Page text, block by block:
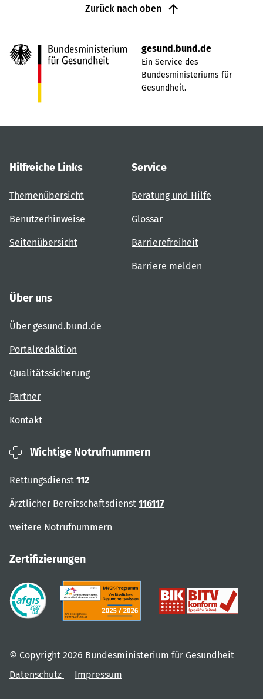
Zurück nach oben
gesund.bund.de
Ein Service des
Bundesministeriums für
Gesundheit.
Hilfreiche Links
Themenübersicht
Benutzerhinweise
Seitenübersicht
Service
Beratung und Hilfe
Glossar
Barrierefreiheit
Barriere melden
Über uns
Über gesund.bund.de
Portalredaktion
Qualitätssicherung
Partner
Kontakt
Wichtige Notrufnummern
Rettungsdienst 112
Ärztlicher Bereitschaftsdienst 116117
weitere Notrufnummern
Zertifizierungen
© Copyright 2026 Bundesministerium für Gesundheit
Datenschutz
Impressum